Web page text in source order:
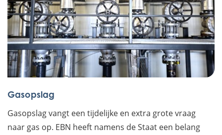
Gasopslag
Gasopslag vangt een tijdelijke en extra grote vraag
naar gas op. EBN heeft namens de Staat een belang